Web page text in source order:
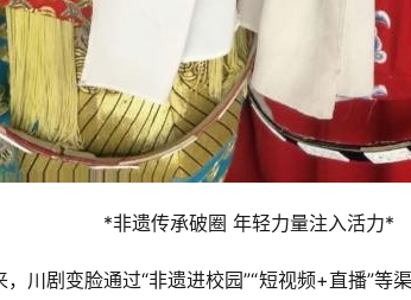
*非遗传承破圈 年轻力量注入活力*
川剧变脸通过“非遗进校园”“短视频+直播”等